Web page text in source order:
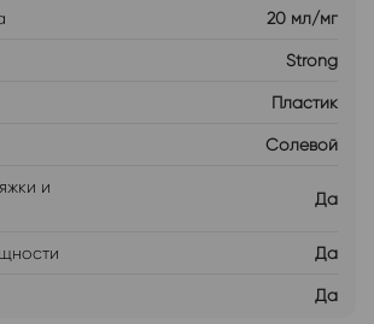
20 мл/мг
Strong
Пластик
Солевой
и
Да
Да
Да